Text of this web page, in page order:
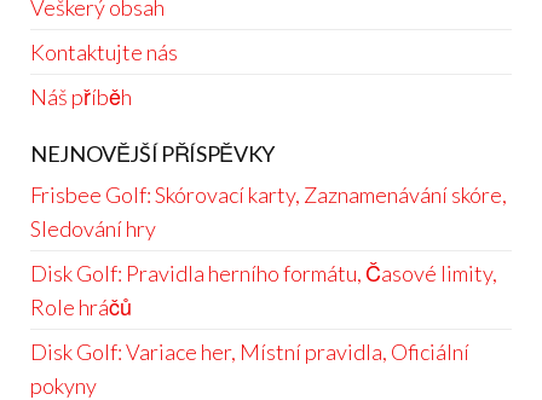
Veškerý obsah
Kontaktujte nás
Náš příběh
NEJNOVĚJŠÍ PŘÍSPĚVKY
Frisbee Golf: Skórovací karty, Zaznamenávání skóre,
Sledování hry
Disk Golf: Pravidla herního formátu, Časové limity,
Role hráčů
Disk Golf: Variace her, Místní pravidla, Oficiální
pokyny